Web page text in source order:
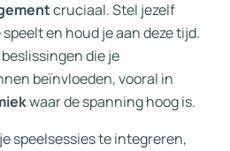
cruciaal. Stel jezelf
en houd je aan deze tijd.
die je
beïnvloeden, vooral in
waar de spanning hoog is.
speelsessies te integreren,